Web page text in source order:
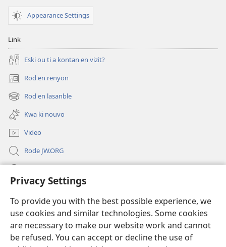
Privacy Settings
To provide you with the best possible experience, we
use cookies and similar technologies. Some cookies
are necessary to make our website work and cannot
be refused. You can accept or decline the use of
Appearance Settings
Link
Eski ou ti a kontan en vizit?
Rod en renyon
(opens
new
window)
Rod en lasanble
(opens
new
window)
Kwa ki nouvo
Video
Rode JW.ORG
(opens
window)Watchtower BIBLIOTEK LO ENTERNET
(opens
new
JW Hub ®